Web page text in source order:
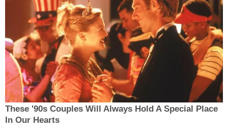
These '90s Couples Will Always Hold A Special Place
In Our Hearts